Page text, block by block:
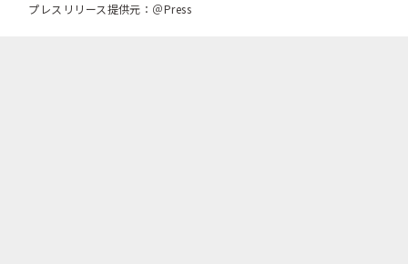
プレスリリース提供元：＠Press